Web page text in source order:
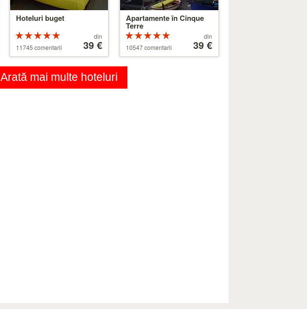
Hoteluri buget
11745 comentarii începând
la
110 €
din
39 €
Apartamente în Cinque
Terre
10547 comentarii începând
la
din
39 €
Arată mai multe hoteluri